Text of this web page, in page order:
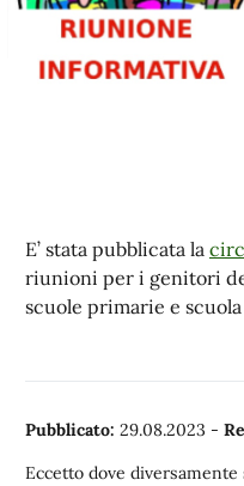
E’ stata pubblicata la
riunioni per i genitori
scuole primarie e
Pubblicato: 29.08.2023 -
Eccetto dove